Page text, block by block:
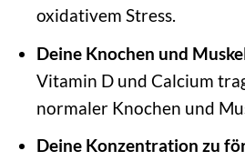
oxidativem Stress.
Deine Knochen und
Vitamin D und Calcium
normaler Knochen und
Deine Konzentration zu